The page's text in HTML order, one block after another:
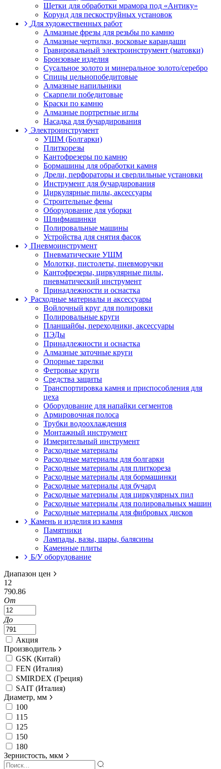
Щетки для обработки мрамора под «Антику»
Корунд для пескоструйных установок
Для художественных работ
Алмазные фрезы для резьбы по камню
Алмазные чертилки, восковые карандаши
Гравировальный электроинструмент (матовки)
Бронзовые изделия
Сусальное золото и минеральное золото/серебро
Спицы цельнопобедитовые
Алмазные напильники
Скарпели победитовые
Краски по камню
Алмазные портретные иглы
Насадка для бучардирования
Электроинструмент
УШМ (Болгарки)
Плиткорезы
Кантофрезеры по камню
Бормашины для обработки камня
Дрели, перфораторы и сверлильные установки
Инструмент для бучардирования
Циркулярные пилы, аксессуары
Строительные фены
Оборудование для уборки
Шлифмашинки
Полировальные машины
Устройства для снятия фасок
Пневмоинструмент
Пневматические УШМ
Молотки, пистолеты, пневморучки
Кантофрезеры, циркулярные пилы,
пневматический инструмент
Принадлежности и оснастка
Расходные материалы и аксессуары
Войлочный круг для полировки
Полировальные круги
Планшайбы, переходники, аксессуары
ПЭДы
Принадлежности и оснастка
Алмазные заточные круги
Опорные тарелки
Фетровые круги
Средства защиты
Транспортировка камня и приспособления для
цеха
Оборудование для напайки сегментов
Армировочная полоса
Трубки водоохлаждения
Монтажный инструмент
Измерительный инструмент
Расходные материалы
Расходные материалы для болгарки
Расходные материалы для плиткореза
Расходные материалы для бормашинки
Расходные материалы для бучард
Расходные материалы для циркулярных пил
Расходные материалы для полировальных машин
Расходные материалы для фибровых дисков
Камень и изделия из камня
Памятники
Лампады, вазы, шары, балясины
Каменные плиты
Б/У оборудование
Диапазон цен
12
790.86
От
До
Акция
Производитель
GSK (Китай)
FEN (Италия)
SMIRDEX (Греция)
SAIT (Италия)
Диаметр, мм
100
115
125
150
180
Зернистость, мкм